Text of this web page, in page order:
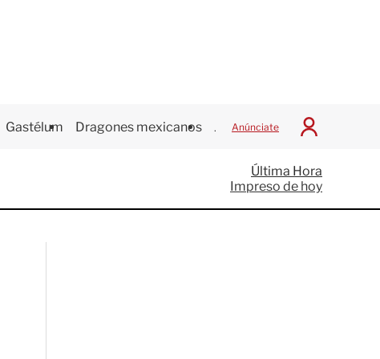
Gastélum Dragones mexicanos Juegos Centroamericanos
Anúnciate
I
c
i
a
Última Hora
Impreso de hoy